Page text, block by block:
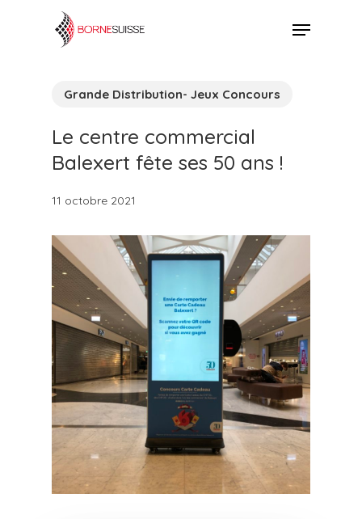
Menu
Grande Distribution- Jeux Concours
Le centre commercial
Balexert fête ses 50 ans !
11 octobre 2021